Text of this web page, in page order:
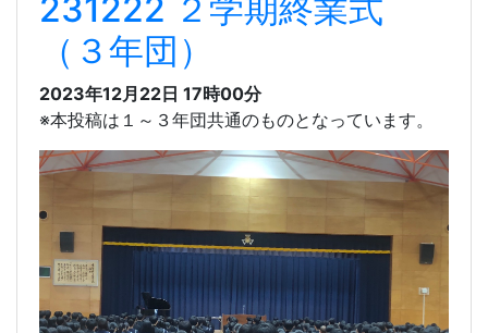
翌日１０日は１・２年生は実力テストです。
冬休みの学習の成果を大いに発揮してください。
231222 ２学期終業式
（３年団）
2023年12月22日 17時00分
※本投稿は１～３年団共通のものとなっています。